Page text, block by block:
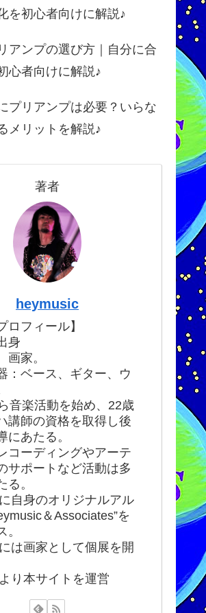
を初心者向けに解説♪
アンプの選び方｜自分に合
心者向けに解説♪
プリアンプは必要？いらな
メリットを解説♪
著者
heymusic
ロフィール】
身
画家。
：ベース、ギター、ウ
音楽活動を始め、22歳
講師の資格を取得し後
にあたる。
コーディングやアーテ
サポートなど活動は多
る。
自身のオリジナルアル
＆Associates”を
。
は画家として個展を開
り本サイトを運営